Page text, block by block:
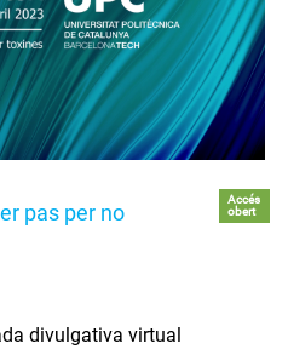
pas per no
Accés
obert
divulgativa virtual